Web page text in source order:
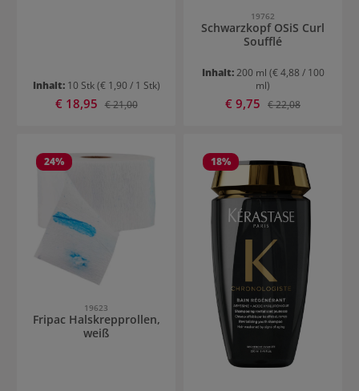
Inhalt: 10 Stk(€ 1,90 / 1 Stk)
Verkaufspreis:
€ 18,95 Regulärer Preis:
€ 21,00
19762
Schwarzkopf OSiS Curl
Soufflé
Inhalt:200 ml (€ 4,88 / 100
ml)
Verkaufspreis:
€ 9,75 Regulärer Preis:
€ 22,08
24%
19623
Fripac Halskrepprollen,
weiß
18%